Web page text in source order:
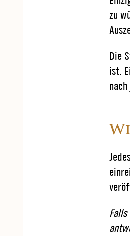
zu
Die
ist.